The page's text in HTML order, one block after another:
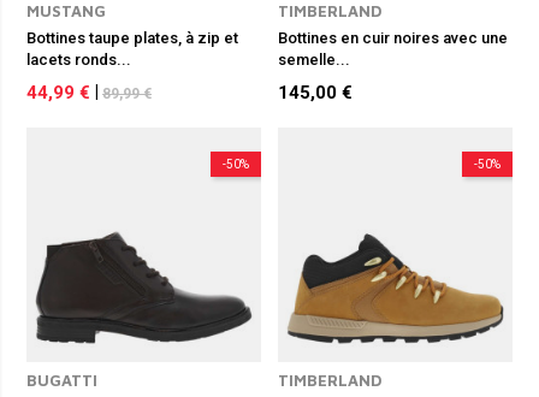
MUSTANG
Bottines taupe plates, à zip et
lacets ronds...
44,99 € 89,99 €
TIMBERLAND
Bottines en cuir noires avec une
semelle...
145,00 €
-50%
BUGATTI
-50%
TIMBERLAND